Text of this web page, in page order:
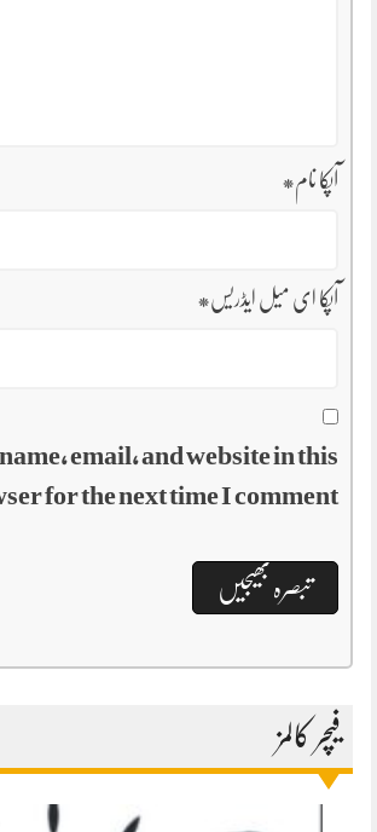
آپکا نام*
آپکا ای میل ایڈریس*
email, and website in this
for the next time I comment.
فیچر کالمز